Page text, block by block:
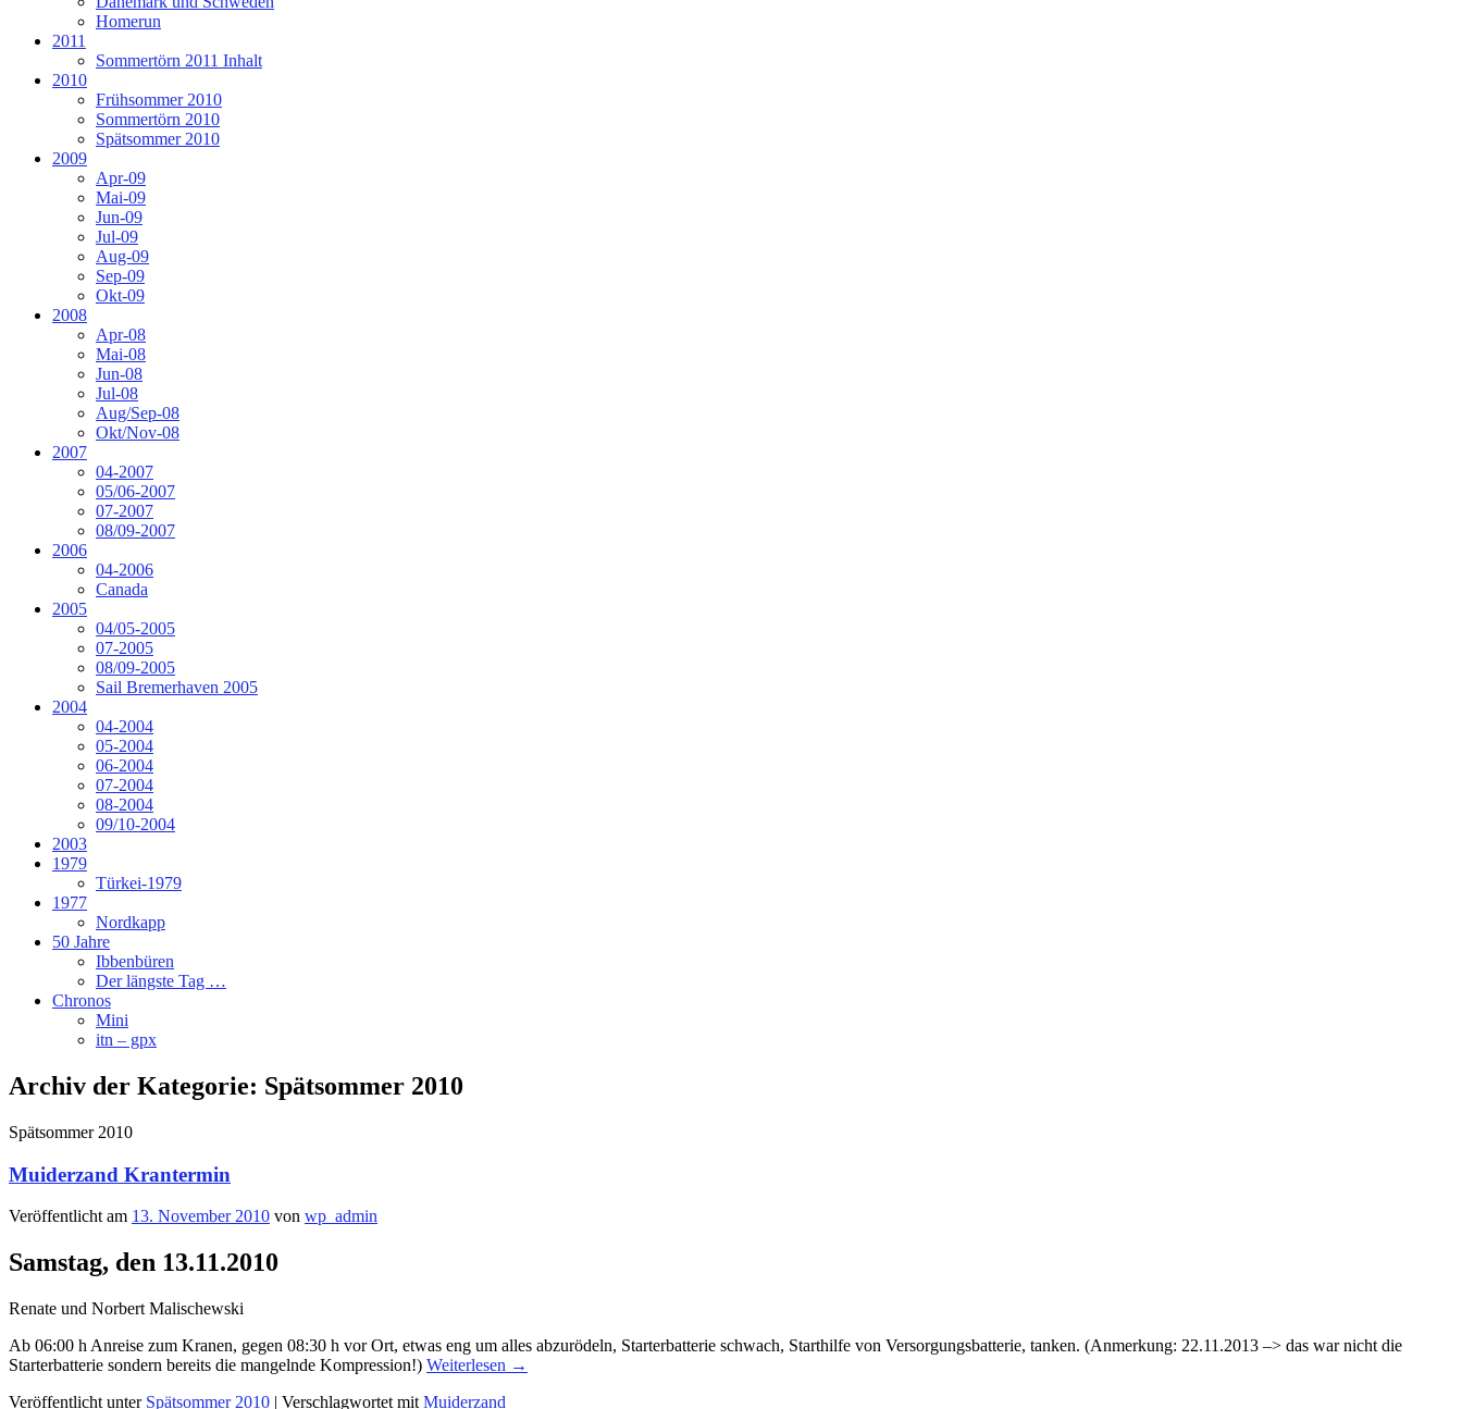
Homerun
2011
Sommertörn 2011 Inhalt
2010
Frühsommer 2010
Sommertörn 2010
Spätsommer 2010
2009
Apr-09
Mai-09
Jun-09
Jul-09
Aug-09
Sep-09
Okt-09
2008
Apr-08
Mai-08
Jun-08
Jul-08
Aug/Sep-08
Okt/Nov-08
2007
04-2007
05/06-2007
07-2007
08/09-2007
2006
04-2006
Canada
2005
04/05-2005
07-2005
08/09-2005
Sail Bremerhaven 2005
2004
04-2004
05-2004
06-2004
07-2004
08-2004
09/10-2004
2003
1979
Türkei-1979
1977
Nordkapp
50 Jahre
Ibbenbüren
Der längste Tag …
Chronos
Mini
itn – gpx
Archiv der Kategorie: Spätsommer 2010
Spätsommer 2010
Muiderzand Krantermin
Veröffentlicht am 13. November 2010 von wp_admin
Samstag, den 13.11.2010
Renate und Norbert Malischewski
Ab 06:00 h Anreise zum Kranen, gegen 08:30 h vor Ort, etwas eng um alles abzurödeln, Starterbatterie schwach, Starthilfe von Versorgungsbatterie, tanken. (Anmerkung: 22.11.2013 –> das war nicht die
Starterbatterie sondern bereits die mangelnde Kompression!) Weiterlesen →
Veröffentlicht unter Spätsommer 2010 | Verschlagwortet mit Muiderzand